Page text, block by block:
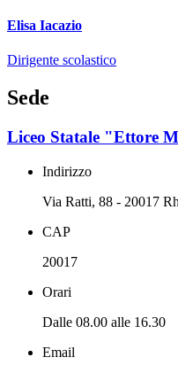
Elisa Iacazio
Dirigente scolastico
Sede
Liceo Statale "Ettore
Indirizzo
Via Ratti, 88 - 20017
CAP
20017
Orari
Dalle 08.00 alle 16.30
Email